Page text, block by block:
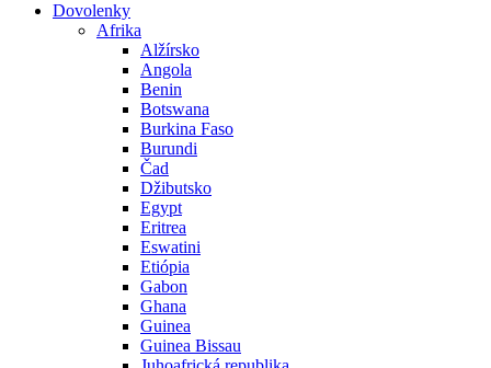
Dovolenky
Afrika
Alžírsko
Angola
Benin
Botswana
Burkina Faso
Burundi
Čad
Džibutsko
Egypt
Eritrea
Eswatini
Etiópia
Gabon
Ghana
Guinea
Guinea Bissau